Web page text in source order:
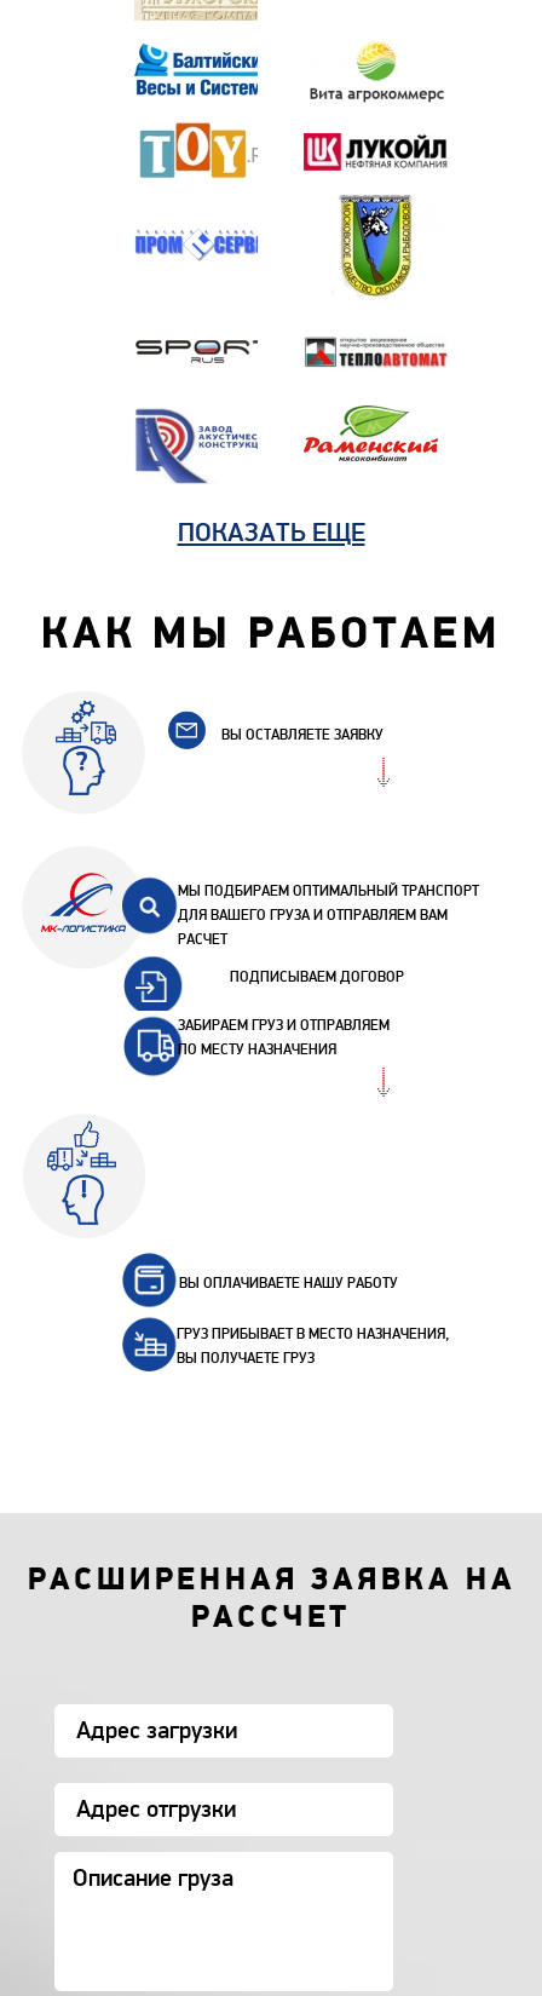
ПОКАЗАТЬ ЕЩЕ
КАК МЫ РАБОТАЕМ
ВЫ ОСТАВЛЯЕТЕ ЗАЯВКУ
МЫ ПОДБИРАЕМ ОПТИМАЛЬНЫЙ ТРАНСПОРТ
ДЛЯ ВАШЕГО ГРУЗА И ОТПРАВЛЯЕМ ВАМ
РАСЧЕТ
ПОДПИСЫВАЕМ ДОГОВОР
ЗАБИРАЕМ ГРУЗ И ОТПРАВЛЯЕМ
ПО МЕСТУ НАЗНАЧЕНИЯ
ВЫ ОПЛАЧИВАЕТЕ НАШУ РАБОТУ
ГРУЗ ПРИБЫВАЕТ В МЕСТО НАЗНАЧЕНИЯ,
ВЫ ПОЛУЧАЕТЕ ГРУЗ
РАСШИРЕННАЯ ЗАЯВКА НА
РАССЧЕТ